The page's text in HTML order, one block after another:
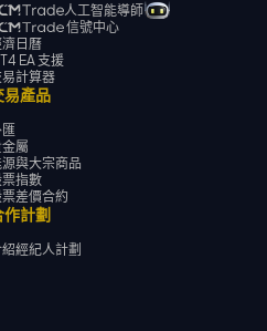
人工智能導師
信號中心
日曆
EA 支援
計算器
易產品
屬
源與大宗商品
指數
差價合約
作計劃
經紀人計劃